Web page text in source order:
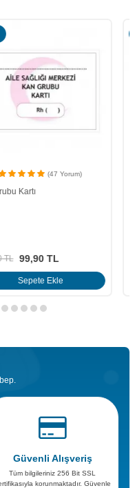
%
(12 Yorum)
B Aşı Kartı
TL 99,90
Sepete Ekle
Güvenli Alışveriş
Tüm bilgileriniz 256 Bit SSL
korunmaktadır. Güvenle